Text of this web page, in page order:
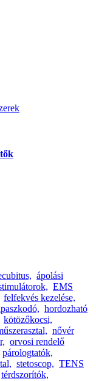
ápolási
EMS
felfekvés kezelése,
hordozható
kötözőkocsi,
nővér
orvosi rendelő
párologtatók,
stetoscop, TENS
térdszorítók,